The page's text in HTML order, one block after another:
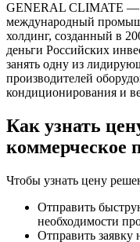
GENERAL CLIMATE —
международный
холдинг, созданный в
деньги Российских
занять одну из
производителей
кондиционирования и
Как узнать
коммерческое
Чтобы узнать цену
Отправить
необходимости
Отправить заявку